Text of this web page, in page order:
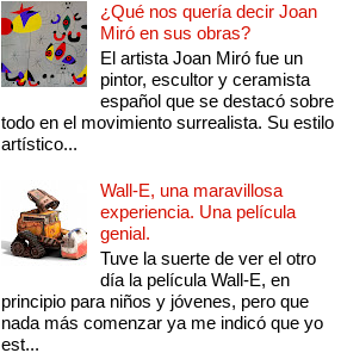
¿Qué nos quería decir Joan
Miró en sus obras?
El artista Joan Miró fue un
pintor, escultor y ceramista
español que se destacó sobre
todo en el movimiento surrealista. Su estilo
artístico...
Wall-E, una maravillosa
experiencia. Una película
genial.
Tuve la suerte de ver el otro
día la película Wall-E, en
principio para niños y jóvenes, pero que
nada más comenzar ya me indicó que yo
est...